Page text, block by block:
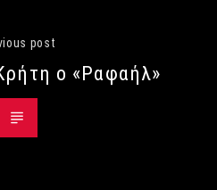
post
ο «Ραφαήλ»